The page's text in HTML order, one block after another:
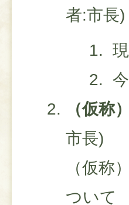
者:市長)
（仮称
市長)​
（仮称
ついて